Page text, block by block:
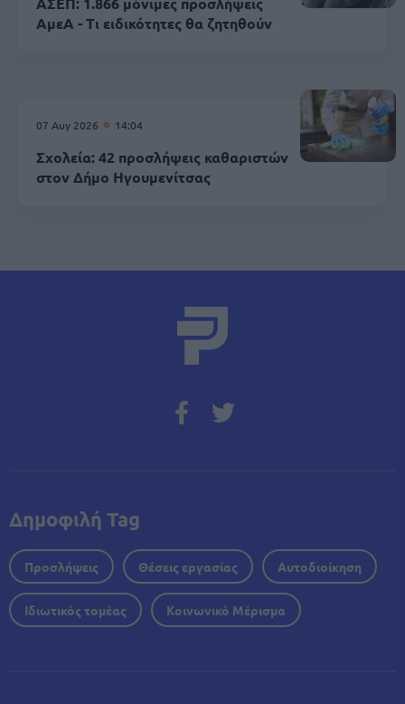
ΑμεΑ - Τι ειδικότητες θα ζητηθούν
07 Αυγ 2026 14:04
Σχολεία: 42 προσλήψεις καθαριστών
στον Δήμο Ηγουμενίτσας
Δημοφιλή Tag
Προσλήψεις Θέσεις εργασίας Αυτοδιοίκηση
Ιδιωτικός τομέας Κοινωνικό Μέρισμα